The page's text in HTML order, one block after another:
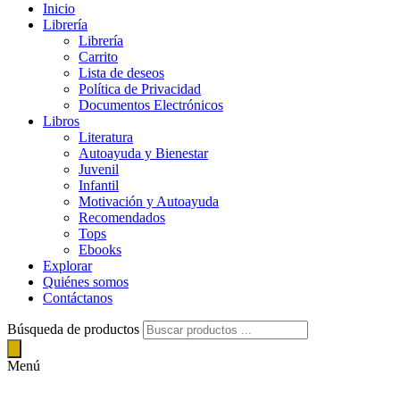
Inicio
Librería
Librería
Carrito
Lista de deseos
Política de Privacidad
Documentos Electrónicos
Libros
Literatura
Autoayuda y Bienestar
Juvenil
Infantil
Motivación y Autoayuda
Recomendados
Tops
Ebooks
Explorar
Quiénes somos
Contáctanos
Búsqueda de productos
Menú